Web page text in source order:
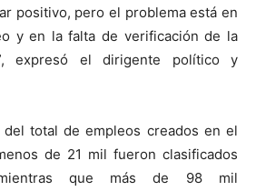
positivo, pero el problema está en
y en la falta de verificación de la
expresó el dirigente político y
total de empleos creados en el
de 21 mil fueron clasificados
que más de 98 mil